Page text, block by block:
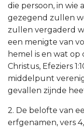
die persoon, in wie
gezegend zullen
zullen vergaderd
een menigte van
hemel is en wat op
Christus, Efeziers
middelpunt
gevallen zijnde
2. De belofte van
erfgenamen, vers